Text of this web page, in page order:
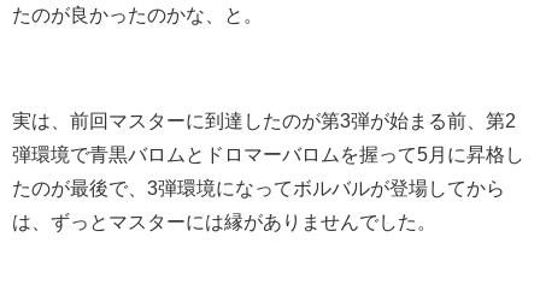
たのが良かったのかな、と。
実は、前回マスターに到達したのが第3弾が始まる前、第2
弾環境で青黒バロムとドロマーバロムを握って5月に昇格し
たのが最後で、3弾環境になってボルバルが登場してから
は、ずっとマスターには縁がありませんでした。